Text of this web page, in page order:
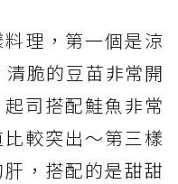
理，第一個是涼
脆的豆苗非常開
司搭配鮭魚非常
較突出～第三樣
，搭配的是甜甜